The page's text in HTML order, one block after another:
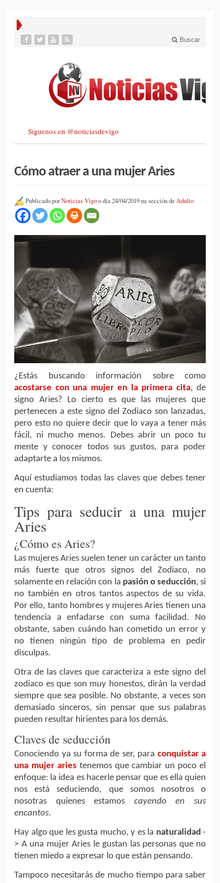
Buscar
Síguenos en @noticiasdevigo
Cómo atraer a una mujer Aries
Publicado porNoticias Vigoo día 24/04/2019 na sección de Adulto
¿Estás buscando información sobre como
acostarse con una mujer en la primera cita, de
signo Aries? Lo cierto es que las mujeres que
pertenecen a este signo del Zodiaco son lanzadas,
pero esto no quiere decir que lo vaya a tener más
fácil, ni mucho menos. Debes abrir un poco tu
mente y conocer todos sus gustos, para poder
adaptarte a los mismos.
Aquí estudiamos todas las claves que debes tener
en cuenta:
Tips para seducir a una mujer
Aries
¿Cómo es Aries?
Las mujeres Aries suelen tener un carácter un tanto
más fuerte que otros signos del Zodiaco, no
solamente en relación con la pasión o seducción, si
no también en otros tantos aspectos de su vida.
Por ello, tanto hombres y mujeres Aries tienen una
tendencia a enfadarse con suma facilidad. No
obstante, saben cuándo han cometido un error y
no tienen ningún tipo de problema en pedir
disculpas.
Otra de las claves que caracteriza a este signo del
zodiaco es que son muy honestos, dirán la verdad
siempre que sea posible. No obstante, a veces son
demasiado sinceros, sin pensar que sus palabras
pueden resultar hirientes para los demás.
Claves de seducción
Conociendo ya su forma de ser, para conquistar a
una mujer aries tenemos que cambiar un poco el
enfoque: la idea es hacerle pensar que es ella quien
nos está seduciendo, que somos nosotros o
nosotras quienes estamos cayendo en sus
encantos.
Hay algo que les gusta mucho, y es la naturalidad -
> A una mujer Aries le gustan las personas que no
tienen miedo a expresar lo que están pensando.
Tampoco necesitarás de mucho tiempo para saber